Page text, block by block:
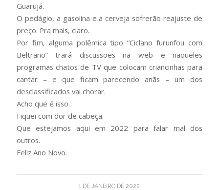
Guarujá.
O pedágio, a gasolina e a cerveja sofrerão reajuste de
preço. Pra mais, claro.
Por fim, alguma polêmica tipo “Ciclano furunfou com
Beltrano” trará discussões na web e naqueles
programas chatos de TV que colocam criancinhas para
cantar – e que ficam parecendo anãs – um dos
desclassificados vai chorar.
Acho que é isso.
Fiquei com dor de cabeça.
Que estejamos aqui em 2022 para falar mal dos
outros.
Feliz Ano Novo.
1 DE JANEIRO DE 2022